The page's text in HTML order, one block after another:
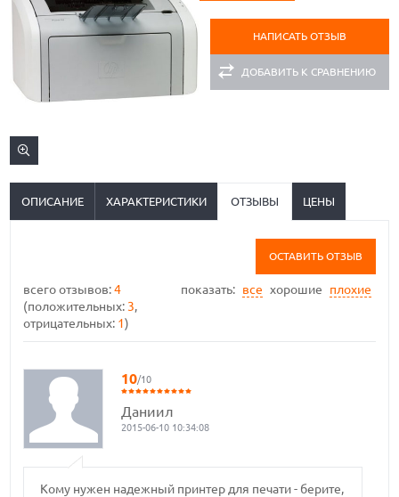
НАПИСАТЬ ОТЗЫВ
ДОБАВИТЬ К СРАВНЕНИЮ
ОПИСАНИЕ ХАРАКТЕРИСТИКИ ОТЗЫВЫ ЦЕНЫ
ОСТАВИТЬ ОТЗЫВ
показать: все хорошие плохие
всего отзывов:4
(положительных: 3,
отрицательных: 1)
10/10
Даниил
2015-06-10 10:34:08
Кому нужен надежный принтер для печати - берите,